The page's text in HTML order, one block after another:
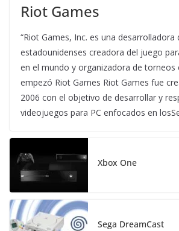
Riot Games
“Riot Games, Inc. es una desarrolladora
estadounidenses creadora del juego
en el mundo y organizadora de torneos
empezó Riot Games Riot Games fue
2006 con el objetivo de desarrollar y
videojuegos para PC enfocados en
Xbox One
Sega DreamCast